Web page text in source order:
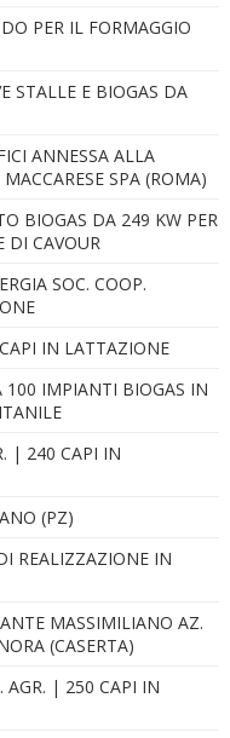
PER IL FORMAGGIO
STALLE E BIOGAS DA
ANNESSA ALLA
SPA (ROMA)
BIOGAS DA 249 KW PER
DI CAVOUR
SOC. COOP.
IN LATTAZIONE
100 IMPIANTI BIOGAS IN
| 240 CAPI IN
(PZ)
REALIZZAZIONE IN
MASSIMILIANO AZ.
(CASERTA)
AGR. | 250 CAPI IN